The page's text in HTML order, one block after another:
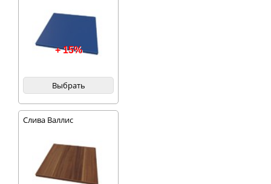
+ 15%
Выбрать
Слива Валлис